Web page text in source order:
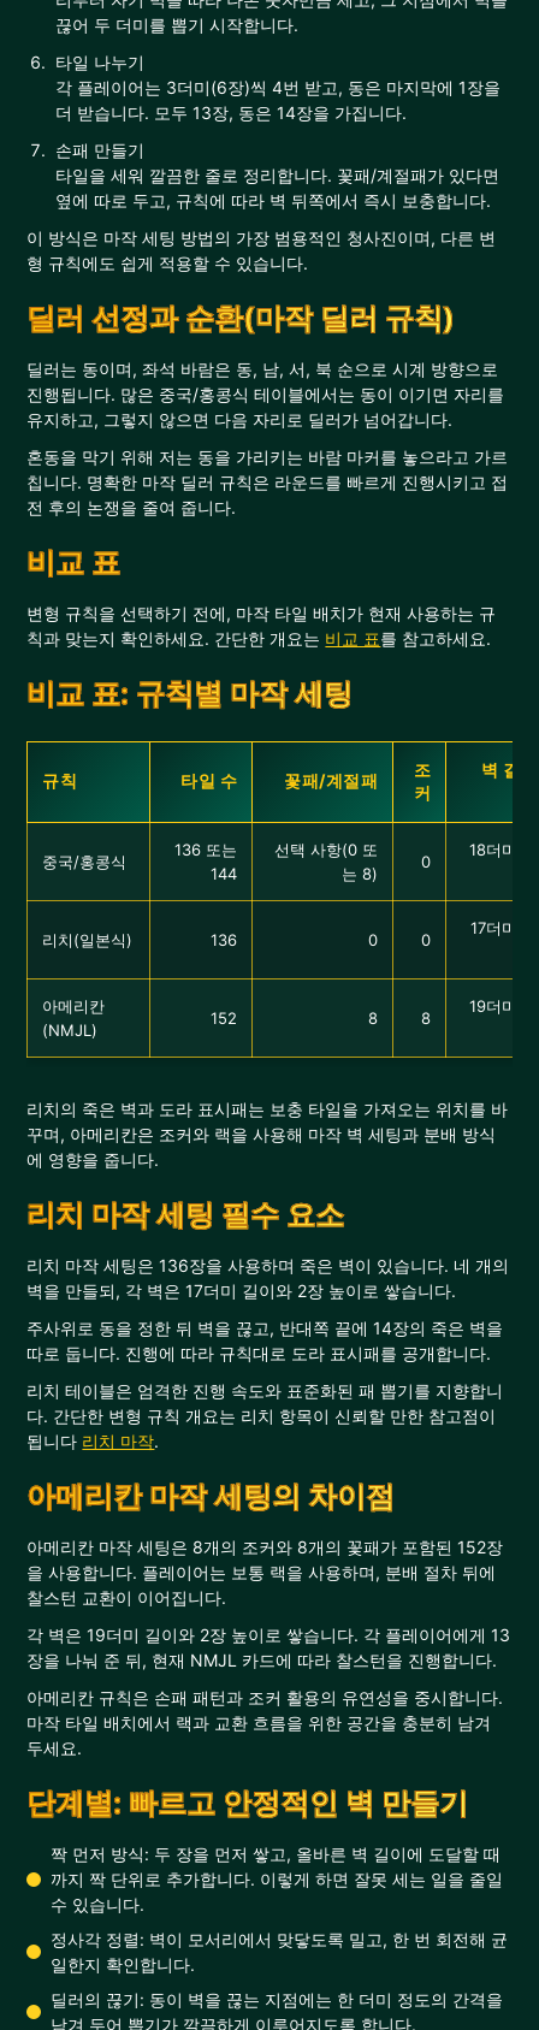
끊어 두 더미를 뽑기 시작합니다.
타일 나누기
각 플레이어는 3더미(6장)씩 4번 받고, 동은 마지막에 1장을
더 받습니다. 모두 13장, 동은 14장을 가집니다.
손패 만들기
타일을 세워 깔끔한 줄로 정리합니다. 꽃패/계절패가 있다면
옆에 따로 두고, 규칙에 따라 벽 뒤쪽에서 즉시 보충합니다.
이 방식은 마작 세팅 방법의 가장 범용적인 청사진이며, 다른 변
형 규칙에도 쉽게 적용할 수 있습니다.
딜러 선정과 순환(마작 딜러 규칙)
딜러는 동이며, 좌석 바람은 동, 남, 서, 북 순으로 시계 방향으로
진행됩니다. 많은 중국/홍콩식 테이블에서는 동이 이기면 자리를
유지하고, 그렇지 않으면 다음 자리로 딜러가 넘어갑니다.
혼동을 막기 위해 저는 동을 가리키는 바람 마커를 놓으라고 가르
칩니다. 명확한 마작 딜러 규칙은 라운드를 빠르게 진행시키고 접
전 후의 논쟁을 줄여 줍니다.
비교 표
변형 규칙을 선택하기 전에, 마작 타일 배치가 현재 사용하는 규
칙과 맞는지 확인하세요. 간단한 개요는 비교 표를 참고하세요.
비교 표: 규칙별 마작 세팅
규칙 타일 수 꽃패/계절패
조
커
벽 길
중국/홍콩식
136 또는
144
선택 사항(0 또
는 8)
0
18더미 ×
리치(일본식) 136 0 0
17더미 ×
아메리칸
(NMJL)
152 8 8
19더미 ×
리치의 죽은 벽과 도라 표시패는 보충 타일을 가져오는 위치를 바
꾸며, 아메리칸은 조커와 랙을 사용해 마작 벽 세팅과 분배 방식
에 영향을 줍니다.
리치 마작 세팅 필수 요소
리치 마작 세팅은 136장을 사용하며 죽은 벽이 있습니다. 네 개의
벽을 만들되, 각 벽은 17더미 길이와 2장 높이로 쌓습니다.
주사위로 동을 정한 뒤 벽을 끊고, 반대쪽 끝에 14장의 죽은 벽을
따로 둡니다. 진행에 따라 규칙대로 도라 표시패를 공개합니다.
리치 테이블은 엄격한 진행 속도와 표준화된 패 뽑기를 지향합니
다. 간단한 변형 규칙 개요는 리치 항목이 신뢰할 만한 참고점이
됩니다 리치 마작.
아메리칸 마작 세팅의 차이점
아메리칸 마작 세팅은 8개의 조커와 8개의 꽃패가 포함된 152장
을 사용합니다. 플레이어는 보통 랙을 사용하며, 분배 절차 뒤에
찰스턴 교환이 이어집니다.
각 벽은 19더미 길이와 2장 높이로 쌓습니다. 각 플레이어에게 13
장을 나눠 준 뒤, 현재 NMJL 카드에 따라 찰스턴을 진행합니다.
아메리칸 규칙은 손패 패턴과 조커 활용의 유연성을 중시합니다.
마작 타일 배치에서 랙과 교환 흐름을 위한 공간을 충분히 남겨
두세요.
단계별: 빠르고 안정적인 벽 만들기
짝 먼저 방식: 두 장을 먼저 쌓고, 올바른 벽 길이에 도달할 때
까지 짝 단위로 추가합니다. 이렇게 하면 잘못 세는 일을 줄일
수 있습니다.
정사각 정렬: 벽이 모서리에서 맞닿도록 밀고, 한 번 회전해 균
일한지 확인합니다.
딜러의 끊기: 동이 벽을 끊는 지점에는 한 더미 정도의 간격을
남겨 두어 뽑기가 깔끔하게 이루어지도록 합니다.